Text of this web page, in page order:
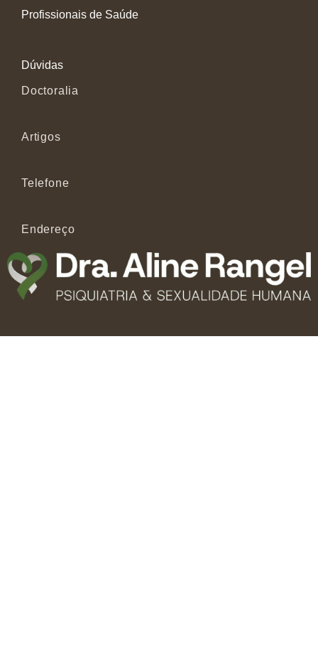
Profissionais de Saúde
Dúvidas
Doctoralia
Artigos
Telefone
Endereço